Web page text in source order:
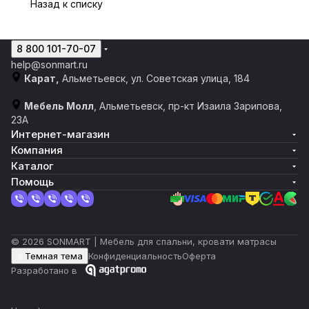
Назад к списку
8 800 101-70-07
help@sonmart.ru
Карат, Альметьевск, ул. Советская улица, 184
Мебель Молл , Альметьевск, пр-кт Изаила Зарипова,
23А
Интернет-магазин
Компания
Каталог
Помощь
© 2026 SONMART | Мебель для спальни, кровати матрасы
Темная тема
КонфиденциальностьОферта
Разработано в